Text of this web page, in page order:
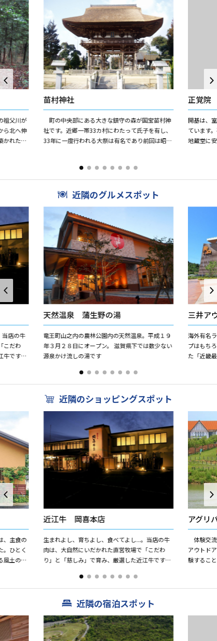
祖父川が
ら北へ伸
かれた帆
苗村神社
町の中央部にある大きな鎮守の森が国宝苗村神
社です。近郷一帯33カ村にわたって氏子を有し、
33年に一度行われる大祭は有名であり前回は昭和
正覚院
開基は、
ています
地蔵堂に
近隣のグルメスポット
当店の牛
こだわ
牛です。
天然温泉 蒲生野の湯
竜王町山之内の農林公園内の天然温泉。平成１９
年３月２８日にオープン。 滋賀県下では数少ない
源泉かけ流しの湯です
三井ア
海外有名
プはもち
た「近畿
近隣のショッピングスポット
、主食の
。ひとく
風土の中
近江牛 岡喜本店
生まれよし、育ちよし、食べてよし...。当店の牛
肉は、大自然にいだかれた直営牧場で「こだわ
り」と「慈しみ」で育み、厳選した近江牛です。
噌漬「和」をはじめ、美...
アグリ
体験交
アウトド
験するこ
近隣の宿泊スポット